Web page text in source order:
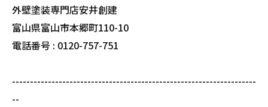
外壁塗装専門店安井創建
富山県富山市本郷町110-10
電話番号 : 0120-757-751
--------------------------------------------------------------------
--